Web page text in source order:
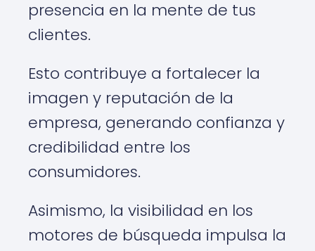
presencia en la mente de tus
clientes.
Esto contribuye a fortalecer la
imagen y reputación de la
empresa, generando confianza y
credibilidad entre los
consumidores.
Asimismo, la visibilidad en los
motores de búsqueda impulsa la